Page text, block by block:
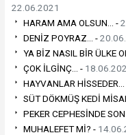
22.06.2021
HARAM AMA OLSUN... -
DENİZ POYRAZ... -
YA BİZ NASIL BİR ÜLKE
ÇOK İLGİNÇ... -
HAYVANLAR
SÜT DÖKMÜŞ KEDİ
PEKER CEPHESİNDE
MUHALEFET Mİ? -